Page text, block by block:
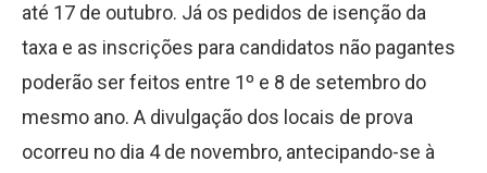
até 17 de outubro. Já os pedidos de isenção da
taxa e as inscrições para candidatos não pagantes
poderão ser feitos entre 1º e 8 de setembro do
mesmo ano. A divulgação dos locais de prova
ocorreu no dia 4 de novembro, antecipando-se à